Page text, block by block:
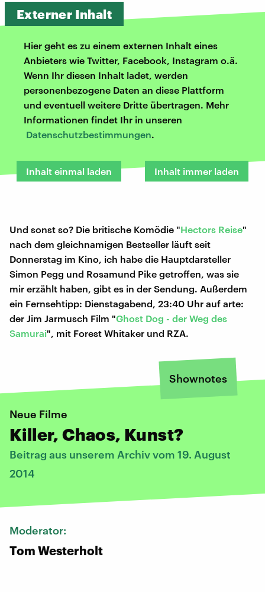
Externer Inhalt
Hier geht es zu einem externen Inhalt eines
Anbieters wie Twitter, Facebook, Instagram o.ä.
Wenn Ihr diesen Inhalt ladet, werden
personenbezogene Daten an diese Plattform
und eventuell weitere Dritte übertragen. Mehr
Informationen findet Ihr in unseren
Datenschutzbestimmungen.
Inhalt einmal laden Inhalt immer laden
Und sonst so? Die britische Komödie "Hectors Reise"
nach dem gleichnamigen Bestseller läuft seit
Donnerstag im Kino, ich habe die Hauptdarsteller
Simon Pegg und Rosamund Pike getroffen, was sie
mir erzählt haben, gibt es in der Sendung. Außerdem
ein Fernsehtipp: Dienstagabend, 23:40 Uhr auf arte:
der Jim Jarmusch Film "Ghost Dog - der Weg des
Samurai", mit Forest Whitaker und RZA.
Shownotes
Neue Filme
Killer, Chaos, Kunst?
Beitrag aus unserem Archiv vom 19. August
2014
Moderator:
Tom Westerholt